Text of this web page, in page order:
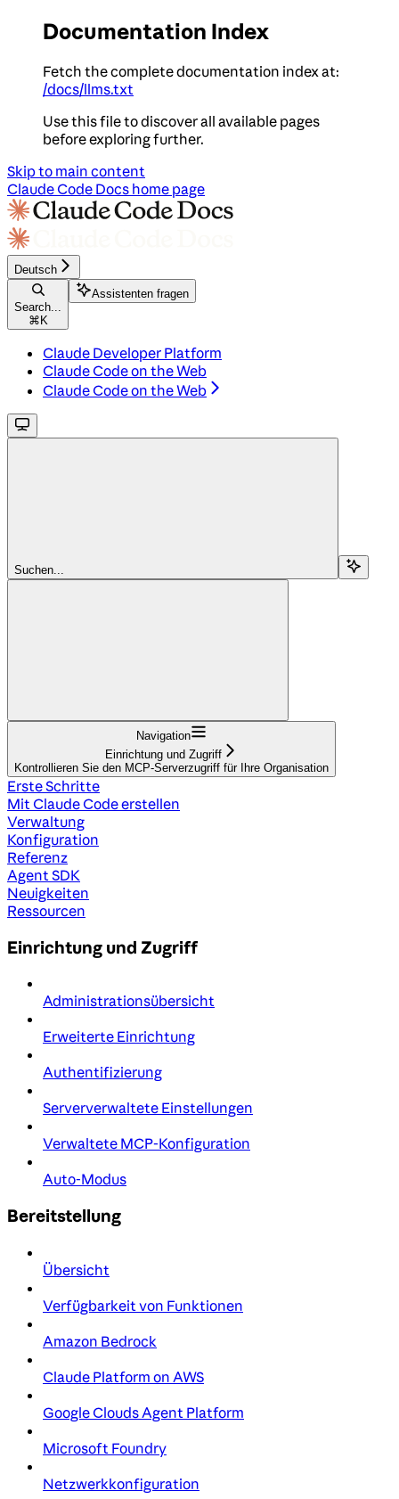
Documentation Index
Fetch the complete documentation index at:
/docs/llms.txt
Use this file to discover all available pages
before exploring further.
Skip to main content
Claude Code Docs home page
Deutsch
Search...
⌘ K
Assistenten fragen
Claude Developer Platform
Claude Code on the Web
Claude Code on the Web
Suchen...
Navigation
Einrichtung und Zugriff
Kontrollieren Sie den MCP-Serverzugriff für Ihre Organisation
Erste Schritte
Mit Claude Code erstellen
Verwaltung
Konfiguration
Referenz
Agent SDK
Neuigkeiten
Ressourcen
Einrichtung und Zugriff
Administrationsübersicht
Erweiterte Einrichtung
Authentifizierung
Serververwaltete Einstellungen
Verwaltete MCP-Konfiguration
Auto-Modus
Bereitstellung
Übersicht
Verfügbarkeit von Funktionen
Amazon Bedrock
Claude Platform on AWS
Google Clouds Agent Platform
Microsoft Foundry
Netzwerkkonfiguration